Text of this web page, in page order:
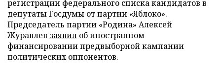
регистрации федерального списка кандидатов в
депутаты Госдумы от партии «Яблоко».
Председатель партии «Родина» Алексей
Журавлев заявил об иностранном
финансировании предвыборной кампании
политических оппонентов.